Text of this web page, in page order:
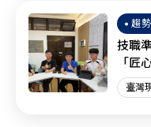
趨
技職
「匠
臺灣